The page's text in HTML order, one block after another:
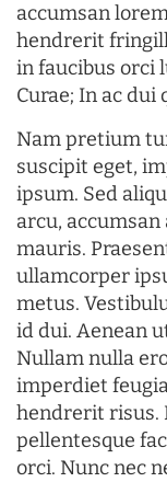
accumsan
hendrerit
in faucibus orci
Curae; In ac
Nam pretium
suscipit eget,
ipsum. Sed
arcu,
mauris.
ullamcorper
metus.
id dui. Aenean
Nullam nulla
imperdiet
hendrerit risus.
pellentesque
orci. Nunc nec